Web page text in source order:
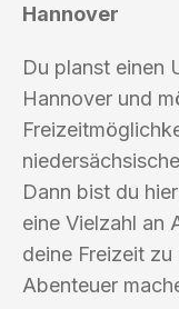
Hannover
Du planst einen
Hannover und
Dann bist du
eine Vielzahl an
deine Freizeit zu
Abenteuer